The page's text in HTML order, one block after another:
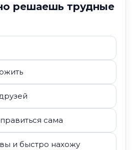
решаешь трудные
сама
и быстро нахожу